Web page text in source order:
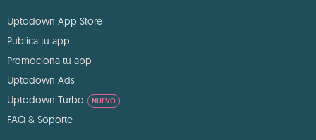
Uptodown App Store
Publica tu app
Promociona tu app
Uptodown Ads
Uptodown Turbo
NUEVO
FAQ & Soporte